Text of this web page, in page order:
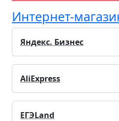
Интернет-
Яндекс. Бизнес
AliExpress
ЕГЭLand